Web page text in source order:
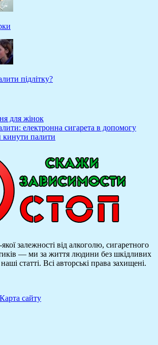
підлітку?
для жінок
електронна сигарета в допомогу
кинути палити
залежності від алкоголю, сигаретного
— ми за життя людини без шкідливих
статті. Всі авторські права захищені.
Карта сайту